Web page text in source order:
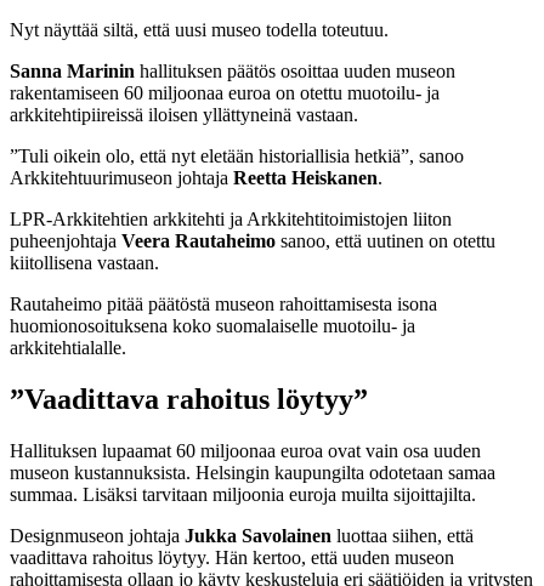
Nyt näyttää siltä, että uusi museo todella toteutuu.
Sanna Marinin hallituksen päätös osoittaa uuden museon
rakentamiseen 60 miljoonaa euroa on otettu muotoilu- ja
arkkitehtipiireissä iloisen yllättyneinä vastaan.
”Tuli oikein olo, että nyt eletään historiallisia hetkiä”, sanoo
Arkkitehtuurimuseon johtaja Reetta Heiskanen.
LPR-Arkkitehtien arkkitehti ja Arkkitehtitoimistojen liiton
puheenjohtaja Veera Rautaheimo sanoo, että uutinen on otettu
kiitollisena vastaan.
Rautaheimo pitää päätöstä museon rahoittamisesta isona
huomionosoituksena koko suomalaiselle muotoilu- ja
arkkitehtialalle.
”Vaadittava rahoitus löytyy”
Hallituksen lupaamat 60 miljoonaa euroa ovat vain osa uuden
museon kustannuksista. Helsingin kaupungilta odotetaan samaa
summaa. Lisäksi tarvitaan miljoonia euroja muilta sijoittajilta.
Designmuseon johtaja Jukka Savolainen luottaa siihen, että
vaadittava rahoitus löytyy. Hän kertoo, että uuden museon
rahoittamisesta ollaan jo käyty keskusteluja eri säätiöiden ja yritysten